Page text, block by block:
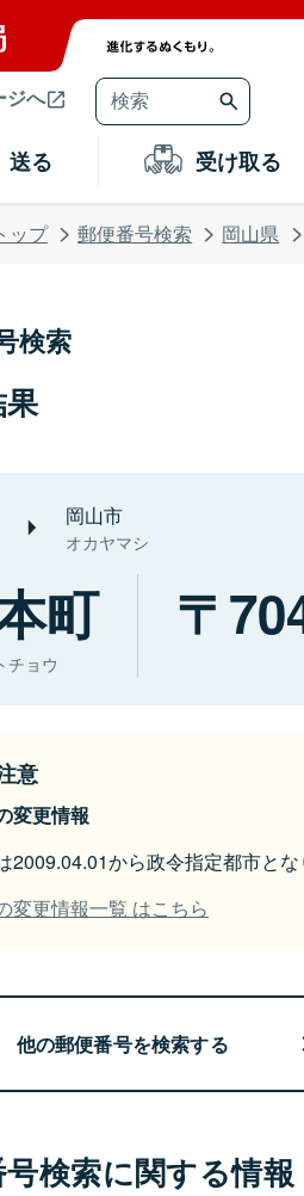
ジへ
送る 受け取る
ップ 郵便番号検索 岡山県
検索
岡山市
オカヤマシ
町
チョウ
意
変更情報
2009.04.01から政令指定都市とな
変更情報一覧 はこちら
他の郵便番号を検索する
検索に関する情報